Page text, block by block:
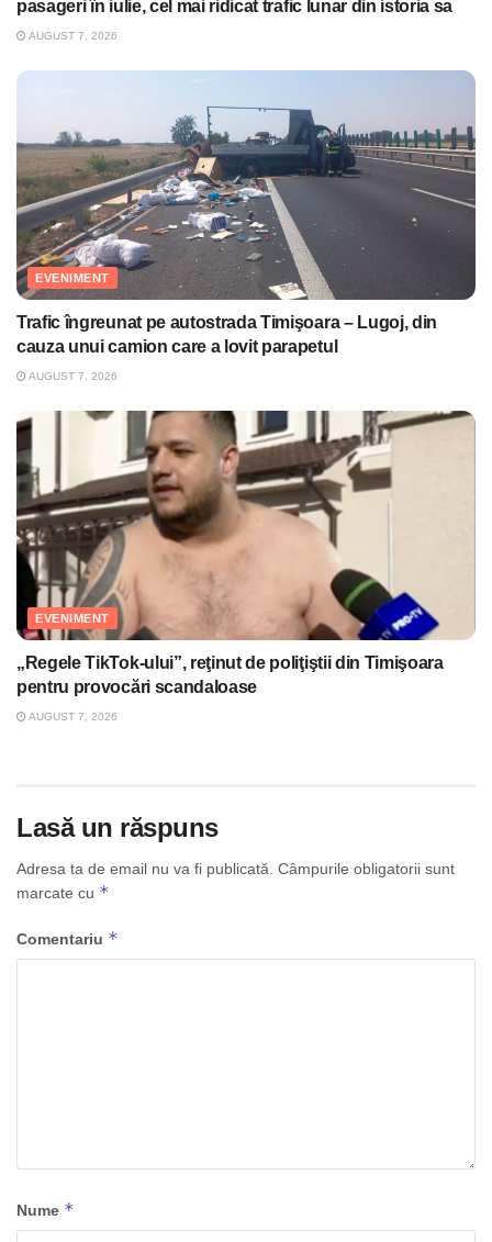
pasageri în iulie, cel mai ridicat trafic lunar din istoria sa
AUGUST 7, 2026
EVENIMENT
Trafic îngreunat pe autostrada Timişoara – Lugoj, din
cauza unui camion care a lovit parapetul
AUGUST 7, 2026
EVENIMENT
„Regele TikTok-ului”, reţinut de poliţiştii din Timişoara
pentru provocări scandaloase
AUGUST 7, 2026
Lasă un răspuns
Adresa ta de email nu va fi publicată. Câmpurile obligatorii sunt
marcate cu *
Comentariu *
Nume *